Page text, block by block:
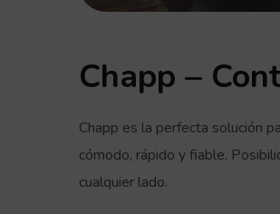
Chapp –
Chapp es la perfecta solución
cómodo, rápido y fiable.
cualquier lado.